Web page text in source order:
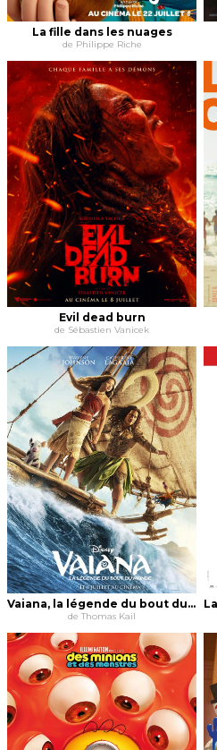
La fille dans les nuages
de Philippe Riche
Evil dead burn
de Sébastien Vanicek
Vaiana, la légende du bout du monde
de Thomas Kail